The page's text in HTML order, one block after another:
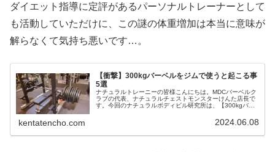
ダイエット指導に定評があるパーソナルトレーナーとして
も活動していただけに、この謎の体重増加は本当に意味が
解らなくて気持ち悪いです…。
【衝撃】300kgバーベルをジムで使うと起こる事
5選
ナチュラルトレーニーの皆様こんにちは。MDCバーベルク
ラブの代表、ナチュラルチェストモンスターけんた店長で
す。今回のナチュラルボディビル研究所は、【300kgバー
kentatencho.com 2024.06.08